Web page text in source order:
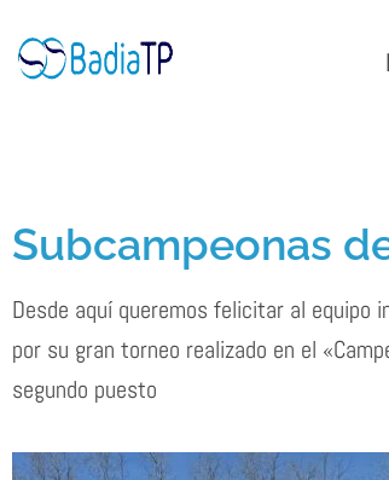
Subcampeonas
Desde aquí queremos felicitar al equipo
por su gran torneo realizado en el
segundo puesto